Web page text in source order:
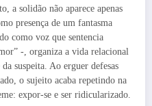
a solidão não aparece apenas
presença de um fantasma
como voz que sentencia
-, organiza a vida relacional
suspeita. Ao erguer defesas
o sujeito acaba repetindo na
expor-se e ser ridicularizado.